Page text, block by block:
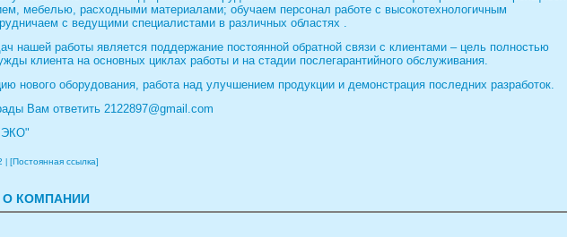
мебелью, расходными материалами; обучаем персонал работе с высокотехнологичным
с ведущими специалистами в различных областях .
нашей работы является поддержание постоянной обратной связи с клиентами – цель полностью
клиента на основных циклах работы и на стадии послегарантийного обслуживания.
нового оборудования, работа над улучшением продукции и демонстрация последних разработок.
Вам ответить 2122897@gmail.com
[Постоянная ссылка]
О КОМПАНИИ